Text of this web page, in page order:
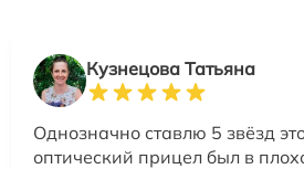
Кузнецова Татьяна
Однозначно ставлю 5 звёзд
оптический прицел был в